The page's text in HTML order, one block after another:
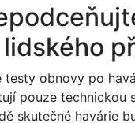
testy obnovy po
pouze technickou
skutečné havárie